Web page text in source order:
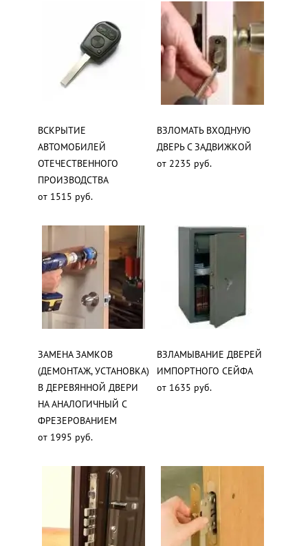
ВСКРЫТИЕ
АВТОМОБИЛЕЙ
ОТЕЧЕСТВЕННОГО
ПРОИЗВОДСТВА
от 1515 руб.
ВЗЛОМАТЬ ВХОДНУЮ
ДВЕРЬ С ЗАДВИЖКОЙ
от 2235 руб.
ЗАМЕНА ЗАМКОВ
(ДЕМОНТАЖ, УСТАНОВКА)
В ДЕРЕВЯННОЙ ДВЕРИ
НА АНАЛОГИЧНЫЙ С
ФРЕЗЕРОВАНИЕМ
от 1995 руб.
ВЗЛАМЫВАНИЕ ДВЕРЕЙ
ИМПОРТНОГО СЕЙФА
от 1635 руб.